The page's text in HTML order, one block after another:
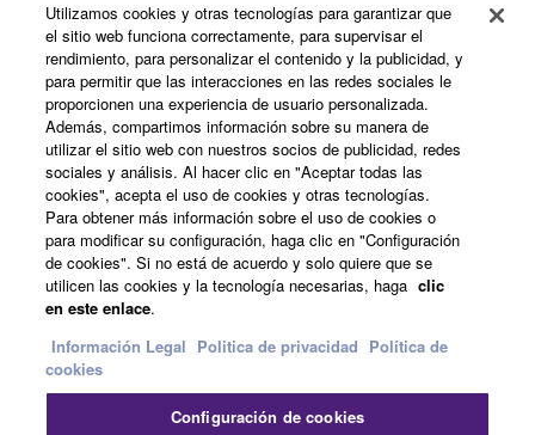
Acerca de Yamaha
España - Spanish
Empresa
Contacte con nosotrosTerminos de uso
Utilizamos cookies y otras tecnologías para garantizar que
el sitio web funciona correctamente, para supervisar el
rendimiento, para personalizar el contenido y la publicidad, y
para permitir que las interacciones en las redes sociales le
proporcionen una experiencia de usuario personalizada.
Además, compartimos información sobre su manera de
utilizar el sitio web con nuestros socios de publicidad, redes
sociales y análisis. Al hacer clic en "Aceptar todas las
cookies", acepta el uso de cookies y otras tecnologías.
Para obtener más información sobre el uso de cookies o
para modificar su configuración, haga clic en "Configuración
de cookies". Si no está de acuerdo y solo quiere que se
utilicen las cookies y la tecnología necesarias, haga clic
en este enlace.
Información Legal Politica de privacidad Política de
cookies
Configuración de cookies